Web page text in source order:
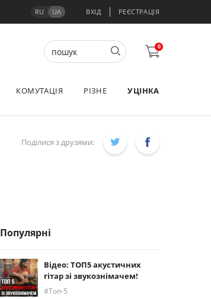
RU UA ВХІД РЕЄСТРАЦІЯ
0
КОМУТАЦІЯ РІЗНЕ УЦІНКА
Поділися з друзями:
Популярні
Відео: ТОП5 акустичних
гітар зі звукознімачем!
Топ-5